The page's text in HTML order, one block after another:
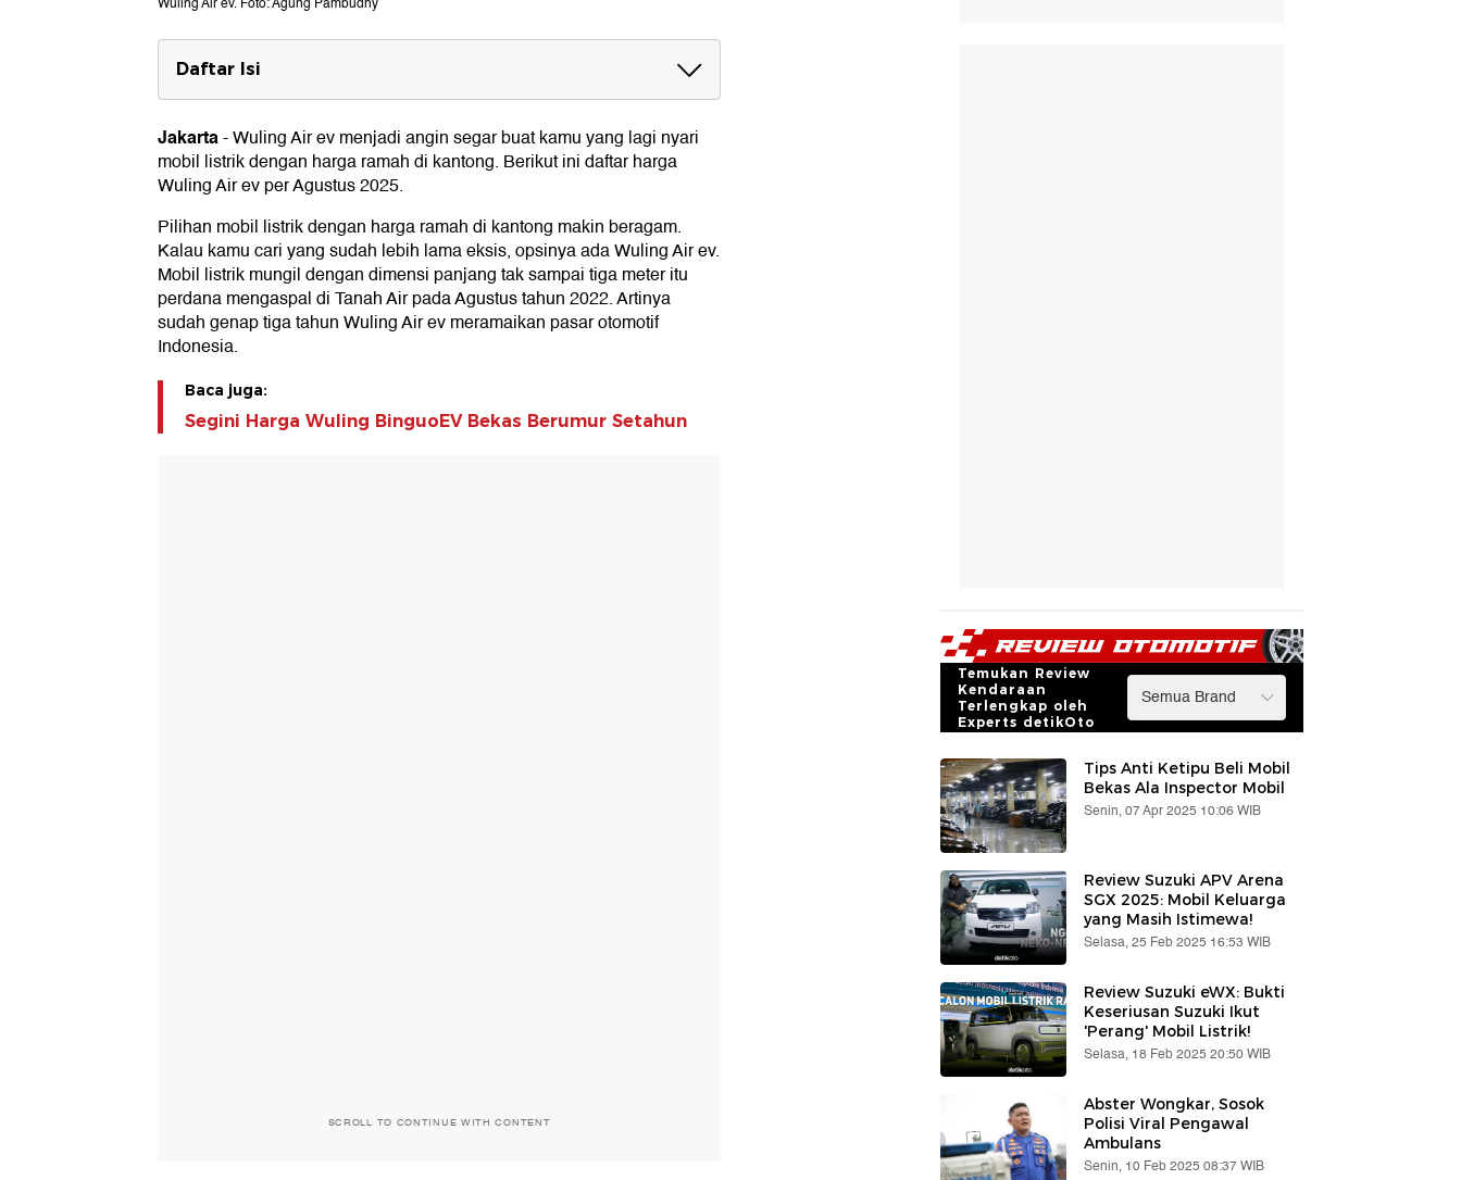
Wuling Air ev. Foto: Agung Pambudhy
Daftar Isi
Harga Wuling Air ev Agustus 2025
Spesifikasi Wuling Air ev
Jakarta-Wuling Air ev menjadi angin segar buat kamu yang lagi nyari
mobil listrik dengan harga ramah di kantong. Berikut ini daftar harga
Wuling Air ev per Agustus 2025.
Pilihan mobil listrik dengan harga ramah di kantong makin beragam.
Kalau kamu cari yang sudah lebih lama eksis, opsinya ada Wuling Air ev.
Mobil listrik mungil dengan dimensi panjang tak sampai tiga meter itu
perdana mengaspal di Tanah Air pada Agustus tahun 2022. Artinya
sudah genap tiga tahun Wuling Air ev meramaikan pasar otomotif
Indonesia.
Baca juga:
Segini Harga Wuling BinguoEV Bekas Berumur Setahun
SCROLL TO CONTINUE WITH CONTENT
Temukan Review
Kendaraan
Terlengkap oleh
Experts detikOto
Tips Anti Ketipu Beli Mobil
Bekas Ala Inspector Mobil
Senin, 07 Apr 2025 10:06 WIB
Review Suzuki APV Arena
SGX 2025: Mobil Keluarga
yang Masih Istimewa!
Selasa, 25 Feb 2025 16:53 WIB
Review Suzuki eWX: Bukti
Keseriusan Suzuki Ikut
'Perang' Mobil Listrik!
Selasa, 18 Feb 2025 20:50 WIB
Abster Wongkar, Sosok
Polisi Viral Pengawal
Ambulans
Senin, 10 Feb 2025 08:37 WIB